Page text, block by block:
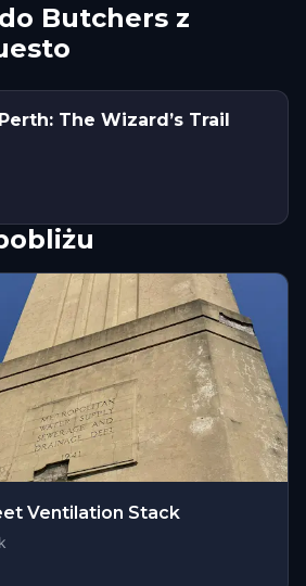
Butchers z
The Wizard’s Trail
Ventilation Stack